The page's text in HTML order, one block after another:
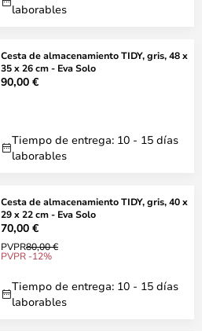
laborables
Cesta de almacenamiento TIDY, gris, 48 x
35 x 26 cm - Eva Solo
90,00 €
Tiempo de entrega: 10 - 15 días
laborables
Cesta de almacenamiento TIDY, gris, 40 x
29 x 22 cm - Eva Solo
70,00 €
PVPR80,00 €
PVPR -12%
Tiempo de entrega: 10 - 15 días
laborables